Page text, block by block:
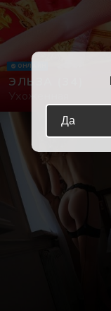
ЭЛЬЗА
Ухоженная
ОНЛАЙН
Да